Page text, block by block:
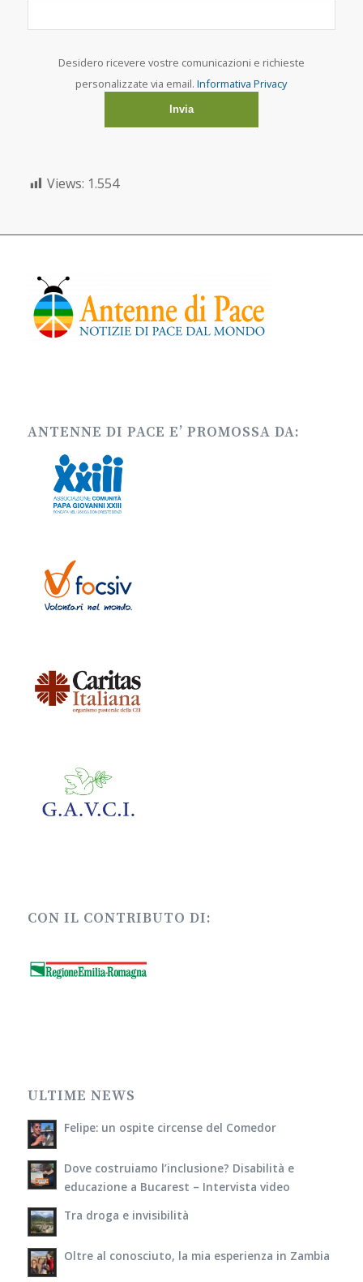
Desidero ricevere vostre comunicazioni e richieste
personalizzate via email.Informativa Privacy
Views: 1.554
ANTENNE DI PACE E’ PROMOSSA DA:
CON IL CONTRIBUTO DI:
ULTIME NEWS
Felipe: un ospite circense del Comedor
Dove costruiamo l’inclusione? Disabilità e
educazione a Bucarest – Intervista video
Tra droga e invisibilità
Oltre al conosciuto, la mia esperienza in Zambia